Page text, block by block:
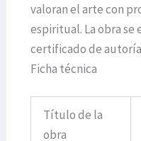
valoran el arte con
espiritual. La obra se
certificado de
Ficha técnica
Título de la
obra